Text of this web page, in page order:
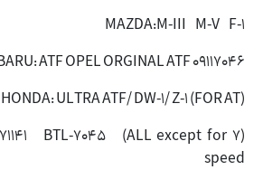
MAZDA:M-III M-V F-1
ATF OPEL ORGINAL ATF 09117046
(HONDA: ULTRA ATF/ DW-1/ Z-1 (FOR AT
BTL-7045 (ALL except for 7
speed